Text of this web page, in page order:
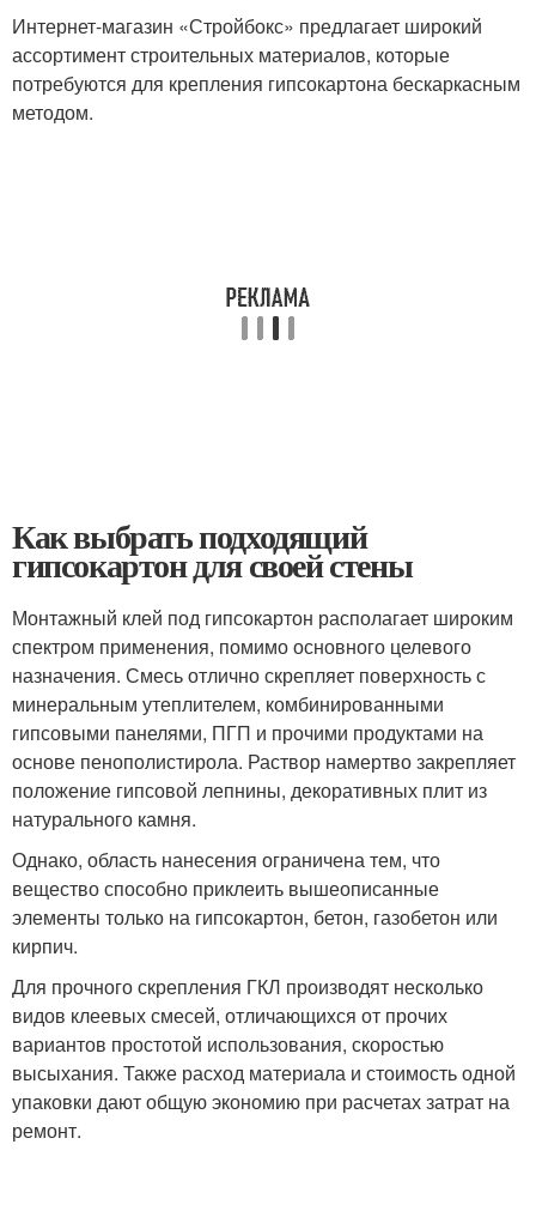
Интернет-магазин «Стройбокс» предлагает широкий
ассортимент строительных материалов, которые
потребуются для крепления гипсокартона бескаркасным
методом.
Как выбрать подходящий
гипсокартон для своей стены
Монтажный клей под гипсокартон располагает широким
спектром применения, помимо основного целевого
назначения. Смесь отлично скрепляет поверхность с
минеральным утеплителем, комбинированными
гипсовыми панелями, ПГП и прочими продуктами на
основе пенополистирола. Раствор намертво закрепляет
положение гипсовой лепнины, декоративных плит из
натурального камня.
Однако, область нанесения ограничена тем, что
вещество способно приклеить вышеописанные
элементы только на гипсокартон, бетон, газобетон или
кирпич.
Для прочного скрепления ГКЛ производят несколько
видов клеевых смесей, отличающихся от прочих
вариантов простотой использования, скоростью
высыхания. Также расход материала и стоимость одной
упаковки дают общую экономию при расчетах затрат на
ремонт.